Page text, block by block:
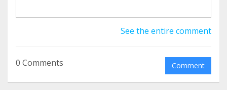
See the entire comment
0 Comments Comment